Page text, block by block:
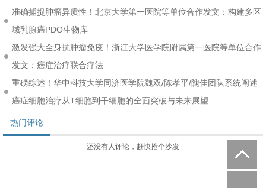
准确捕捉肿瘤异质性！北京大学第一医院等单位合作发文：构建多区
域乳腺癌PDO生物库
激发强大全身抗肿瘤免疫！浙江大学医学院附属第一医院等单位合作
发文：癌症治疗联合疗法
重磅综述！华中科技大学同济医学院魏双/陈孝平/隗佳团队系统阐述
癌症细胞治疗从T细胞到干细胞的全面突破与未来展望
热门评论
还没有人评论，赶快抢个沙发